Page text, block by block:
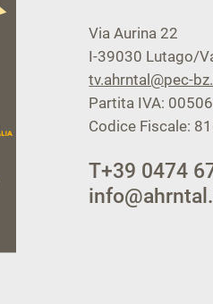
Via Aurina 22
I-39030 Lutago/
tv.ahrntal@pec-
Partita IVA:
Codice Fiscale:
T+39 0474